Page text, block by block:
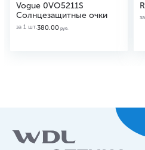
Vogue 0VO5211S
Солнцезащитные очки
за 1 шт.380.00 руб.